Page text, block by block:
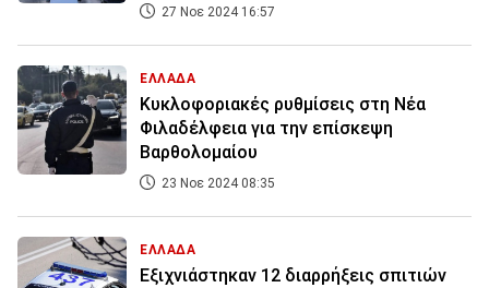
27 Νοε 2024 16:57
ΕΛΛΑΔΑ
Κυκλοφοριακές ρυθμίσεις στη Νέα
Φιλαδέλφεια για την επίσκεψη
Βαρθολομαίου
23 Νοε 2024 08:35
ΕΛΛΑΔΑ
Εξιχνιάστηκαν 12 διαρρήξεις σπιτιών